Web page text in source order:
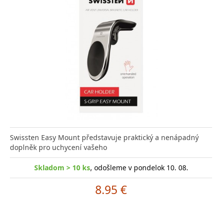
Swissten Easy Mount představuje praktický a nenápadný
doplněk pro uchycení vašeho
Skladom > 10 ks, odošleme v pondelok 10. 08.
8.95 €